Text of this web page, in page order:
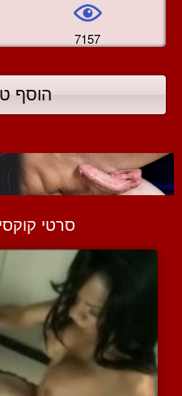
7157
הוסף
סרטי